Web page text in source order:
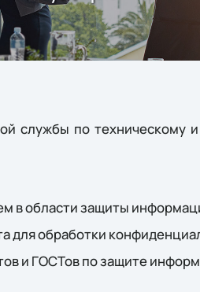
службы по техническому и
в области защиты
для обработки
и ГОСТов по защите